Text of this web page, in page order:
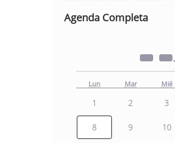
Agenda Completa
Lun Mar Mié
1 2 3
8 9 10